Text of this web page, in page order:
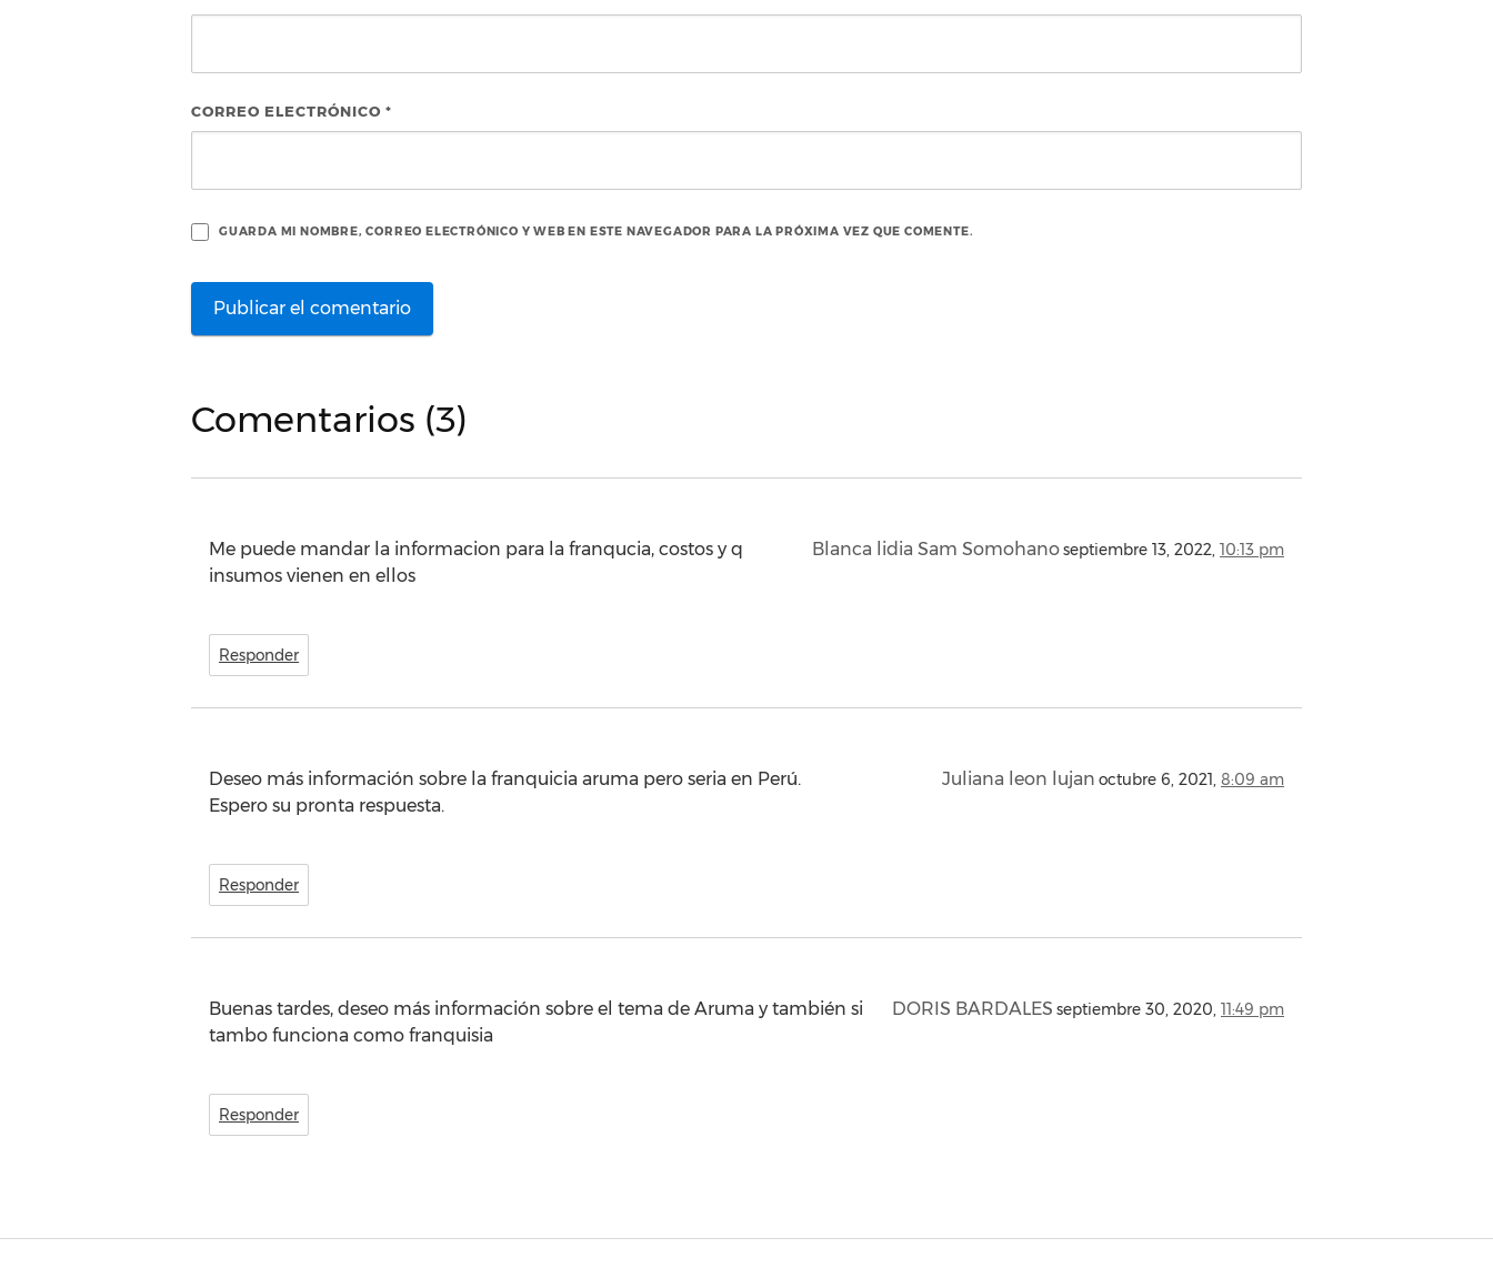
CORREO ELECTRÓNICO *
GUARDA MI NOMBRE, CORREO ELECTRÓNICO Y WEB EN ESTE NAVEGADOR PARA LA PRÓXIMA VEZ QUE COMENTE.
Comentarios (3)
Blanca lidia Sam Somohanoseptiembre 13, 2022, 10:13 pm
Me puede mandar la informacion para la franqucia, costos y q
insumos vienen en ellos
Responder
Juliana leon lujan octubre 6, 2021, 8:09 am
Deseo más información sobre la franquicia aruma pero seria en Perú.
Espero su pronta respuesta.
Responder
DORIS BARDALES septiembre 30, 2020, 11:49 pm
Buenas tardes, deseo más información sobre el tema de Aruma y también si
tambo funciona como franquisia
Responder